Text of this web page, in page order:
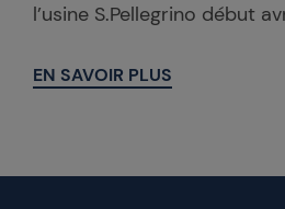
l’usine S.Pellegrino début
EN SAVOIR PLUS